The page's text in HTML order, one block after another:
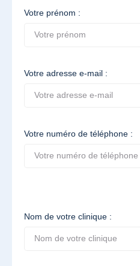
Votre prénom :
Votre adresse e-mail :
Votre numéro de téléphone :
Nom de votre clinique :